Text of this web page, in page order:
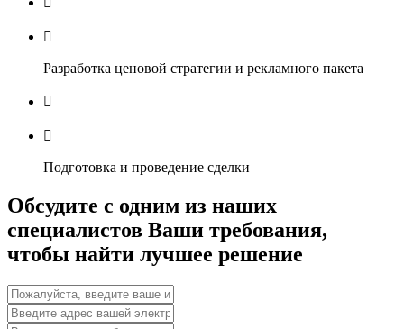

Разработка ценовой стратегии и рекламного пакета


Подготовка и проведение сделки
Обсудите с одним из наших
специалистов Ваши требования,
чтобы найти лучшее решение